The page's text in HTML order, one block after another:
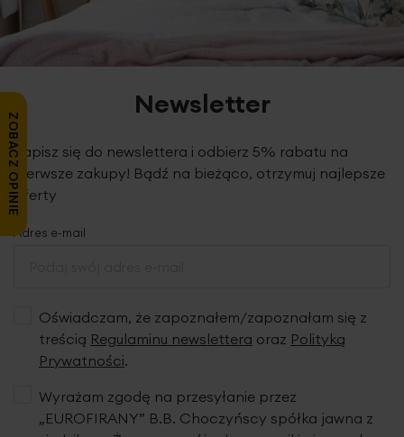
Newsletter
Zapisz się do newslettera i odbierz 5% rabatu na
pierwsze zakupy! Bądź na bieżąco, otrzymuj najlepsze
oferty
Adres e-mail
Oświadczam, że zapoznałem/zapoznałam się z
treścią Regulaminu newslettera oraz Polityką
Prywatności.
Wyrażam zgodę na przesyłanie przez
„EUROFIRANY” B.B. Choczyńscy spółka jawna z
ZOBACZ OPINIE